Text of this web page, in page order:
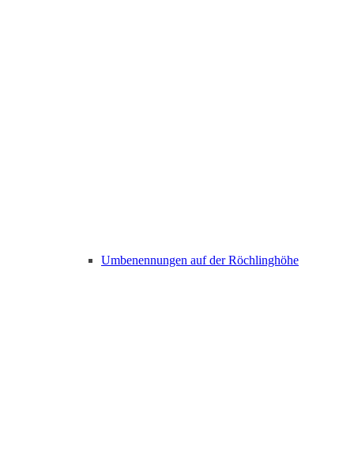
Umbenennungen auf der Röchlinghöhe